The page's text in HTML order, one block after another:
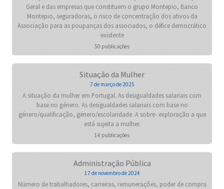
Geral e das empresas que constituem o grupo Montepio, Banco
Montepio, seguradoras, o risco de concentração dos ativos da
Associação para as poupanças dos associados, o défice democrático
existente
50 publicações
Situação da Mulher
7 de março de 2025
A situação da mulher em Portugal. As desigualdades salariais com
base no género. As desigualdades salariais com base no
género/qualificação, género/escolaridade. A sobre- exploração a que
está sujeita a mulher.
14 publicações
Administração Pública
17 de novembro de 2024
Número de trabalhadores, carreiras, remunerações, poder de compra